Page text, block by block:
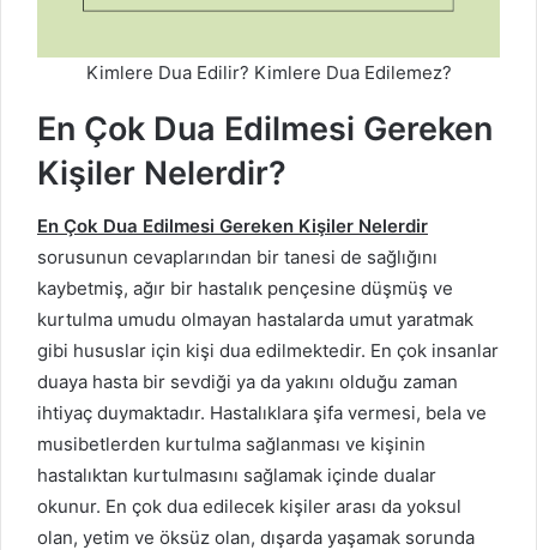
Kimlere Dua Edilir? Kimlere Dua Edilemez?
En Çok Dua Edilmesi Gereken
Kişiler Nelerdir?
En Çok Dua Edilmesi Gereken Kişiler Nelerdir
sorusunun cevaplarından bir tanesi de sağlığını
kaybetmiş, ağır bir hastalık pençesine düşmüş ve
kurtulma umudu olmayan hastalarda umut yaratmak
gibi hususlar için kişi dua edilmektedir. En çok insanlar
duaya hasta bir sevdiği ya da yakını olduğu zaman
ihtiyaç duymaktadır. Hastalıklara şifa vermesi, bela ve
musibetlerden kurtulma sağlanması ve kişinin
hastalıktan kurtulmasını sağlamak içinde dualar
okunur. En çok dua edilecek kişiler arası da yoksul
olan, yetim ve öksüz olan, dışarda yaşamak sorunda